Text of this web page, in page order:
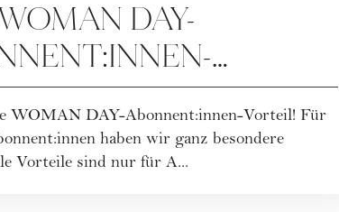
DAY-
WOMAN DAY-Abonnent:innen-Vorteil! Für
haben wir ganz besondere
Vorteile sind nur für A...